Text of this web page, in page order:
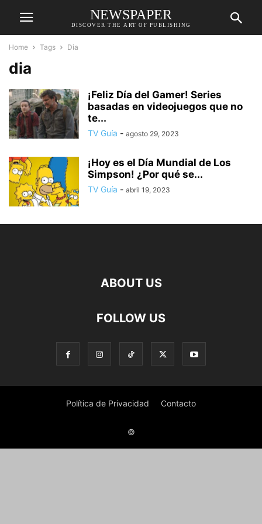
NEWSPAPER
DISCOVER THE ART OF PUBLISHING
Home Tags Dia
dia
¡Feliz Día del Gamer! Series
basadas en videojuegos que no
te...
TV Guía - agosto 29, 2023
¡Hoy es el Día Mundial de Los
Simpson! ¿Por qué se...
TV Guía - abril 19, 2023
ABOUT US
FOLLOW US
Política de Privacidad Contacto
©